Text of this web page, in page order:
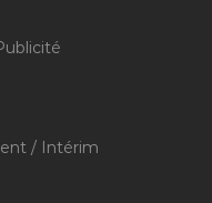
/ Intérim